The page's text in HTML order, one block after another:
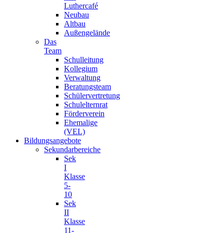
Luthercafé
Neubau
Altbau
Außengelände
Das
Team
Schulleitung
Kollegium
Verwaltung
Beratungsteam
Schülervertretung
Schulelternrat
Förderverein
Ehemalige
(VEL)
Bildungsangebote
Sekundarbereiche
Sek
I
Klasse
5-
10
Sek
II
Klasse
11-